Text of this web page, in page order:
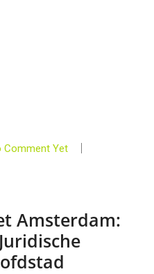
Comment Yet
Amsterdam: